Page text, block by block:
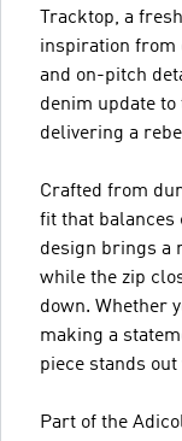
Tracktop, a
inspiration from
and on-pitch
denim update
delivering a
Crafted from
fit that balances
design brings a
while the zip
down. Whether
making a
piece stands
Part of the